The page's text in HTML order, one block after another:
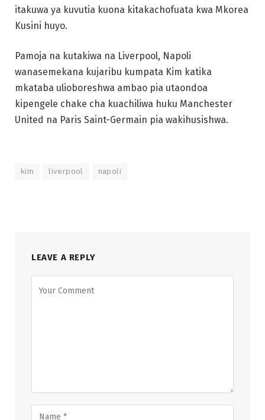
itakuwa ya kuvutia kuona kitakachofuata kwa Mkorea
Kusini huyo.
Pamoja na kutakiwa na Liverpool, Napoli
wanasemekana kujaribu kumpata Kim katika
mkataba ulioboreshwa ambao pia utaondoa
kipengele chake cha kuachiliwa huku Manchester
United na Paris Saint-Germain pia wakihusishwa.
kim liverpool napoli
LEAVE A REPLY